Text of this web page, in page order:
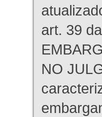
art. 39
NO